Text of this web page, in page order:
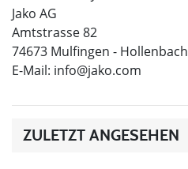
Jako AG
Amtstrasse 82
74673 Mulfingen - Hollenbach
E-Mail: info@jako.com
ZULETZT ANGESEHEN